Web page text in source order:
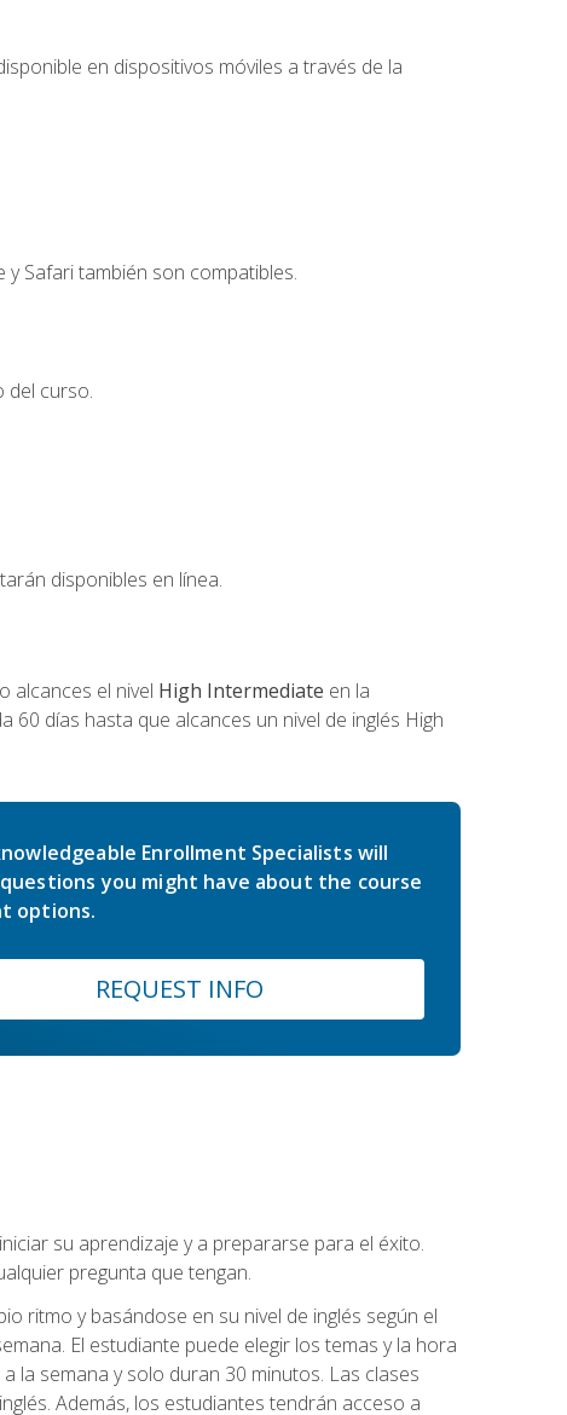
en dispositivos móviles a través de la
Safari también son compatibles.
del curso.
disponibles en línea.
alcances el nivel High Intermediate en la
60 días hasta que alcances un nivel de inglés High
Enrollment Specialists will
you might have about the course
options.
REQUEST INFO
su aprendizaje y a prepararse para el éxito.
pregunta que tengan.
ritmo y basándose en su nivel de inglés según el
El estudiante puede elegir los temas y la hora
la semana y solo duran 30 minutos. Las clases
Además, los estudiantes tendrán acceso a